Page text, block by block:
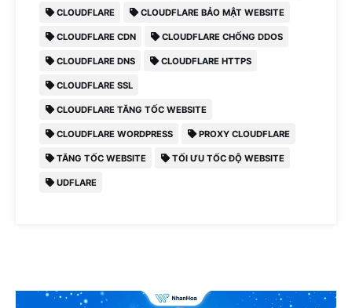
CLOUDFLARE CLOUDFLARE BẢO MẬT WEBSITE
CLOUDFLARE CDN CLOUDFLARE CHỐNG DDOS
CLOUDFLARE DNS CLOUDFLARE HTTPS
CLOUDFLARE SSL
CLOUDFLARE TĂNG TỐC WEBSITE
CLOUDFLARE WORDPRESS PROXY CLOUDFLARE
TĂNG TỐC WEBSITE TỐI ƯU TỐC ĐỘ WEBSITE
UDFLARE